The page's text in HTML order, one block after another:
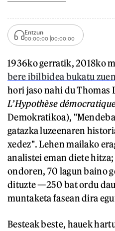
Entzun
00:00:00 00:00:00
1936ko gerratik, 2018ko
bere ibilbidea bukatu
hori jaso nahi du Thomas
L’Hypothèse
Demokratikoa),
gatazka luzeenaren
xedez". Lehen mailako
analistei eman diete
ondoren, 70 lagun baino
dituzte —250 bat ordu
muntaketa fasean dira
Besteak beste, hauek